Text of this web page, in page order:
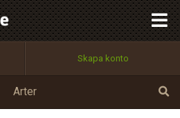
Skapa konto
Arter
Utför
100%
OK
Tillbaka till förstasidan